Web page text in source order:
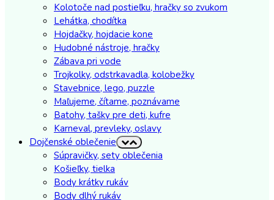
Kolotoče nad postieľku, hračky so zvukom
Lehátka, chodítka
Hojdačky, hojdacie kone
Hudobné nástroje, hračky
Zábava pri vode
Trojkolky, odstrkavadla, kolobežky
Stavebnice, lego, puzzle
Maľujeme, čítame, poznávame
Batohy, tašky pre deti, kufre
Karneval, prevleky, oslavy
Dojčenské oblečenie
Súpravičky, sety oblečenia
Košieľky, tielka
Body krátky rukáv
Body dlhý rukáv